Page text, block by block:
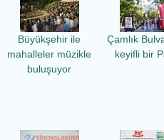
Büyükşehir ile
mahalleler müzikle
buluşuyor
Çamlık
keyifli bir